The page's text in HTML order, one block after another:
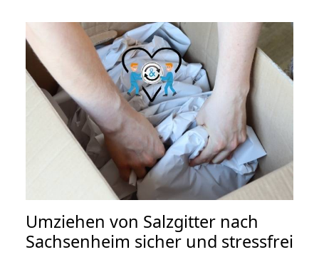
Umziehen von Salzgitter nach
Sachsenheim sicher und stressfrei